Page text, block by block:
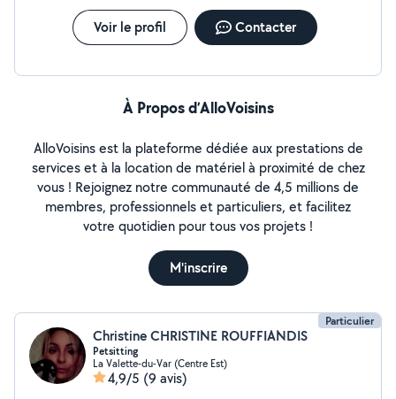
Voir le profil Contacter
À Propos d’AlloVoisins
AlloVoisins est la plateforme dédiée aux prestations de
services et à la location de matériel à proximité de chez
vous ! Rejoignez notre communauté de 4,5 millions de
membres, professionnels et particuliers, et facilitez
votre quotidien pour tous vos projets !
M'inscrire
Particulier
Christine CHRISTINE ROUFFIANDIS
Petsitting
La Valette-du-Var (Centre Est)
4,9/5 (9 avis)